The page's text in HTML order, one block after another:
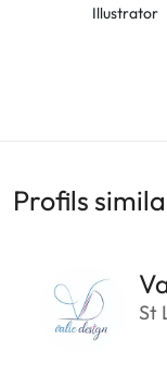
Illustrator
Profils
St